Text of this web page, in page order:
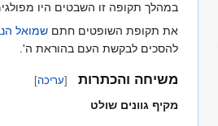
במהלך תקופה זו השבטים היו
את תקופת השופטים חתם שמואל
להסכים לבקשת העם בהוראת ה'.
משיחה והכתרות [עריכה]
מקיף גוונים שולט